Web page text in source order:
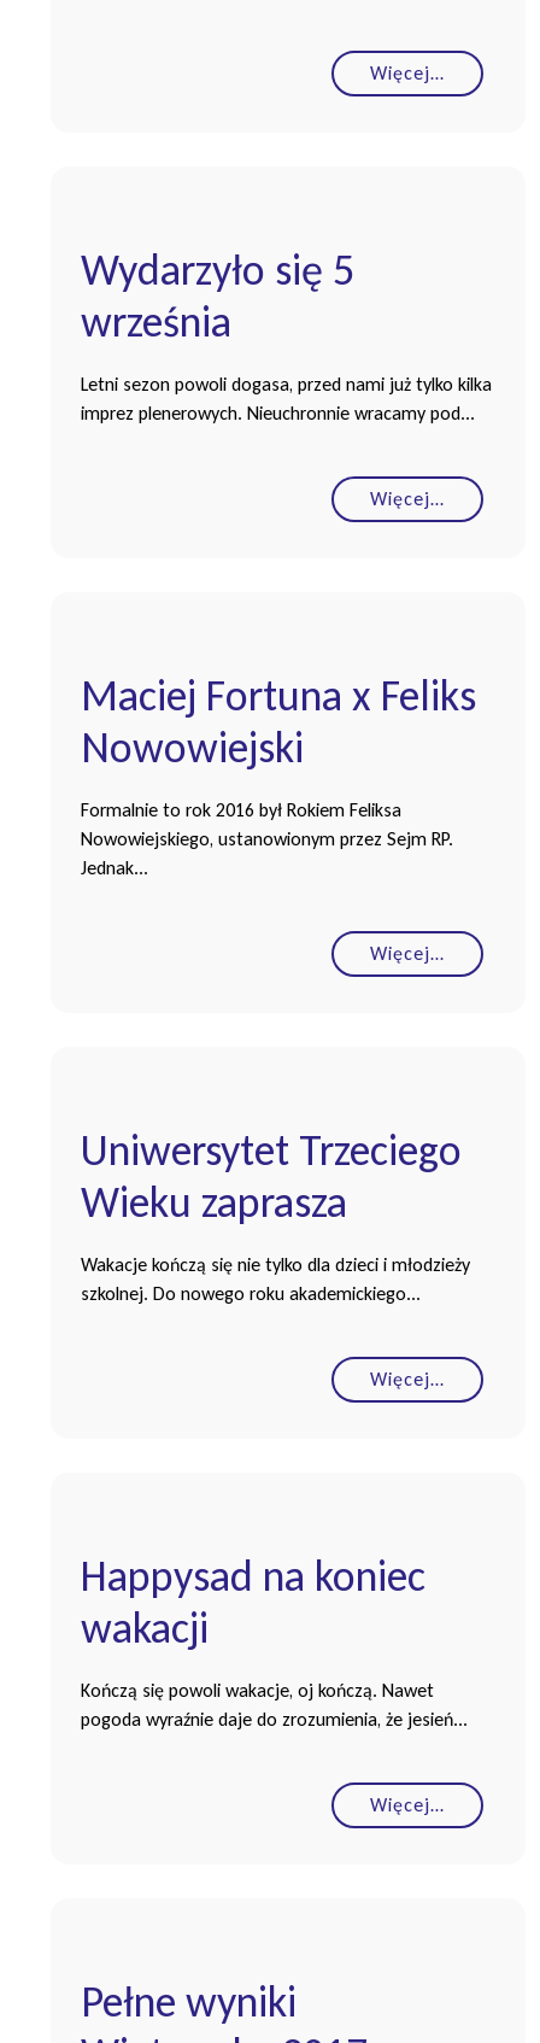
Więcej…
Wydarzyło się 5
września
Letni sezon powoli dogasa, przed nami już tylko kilka
imprez plenerowych. Nieuchronnie wracamy pod...
Więcej…
Maciej Fortuna x Feliks
Nowowiejski
Formalnie to rok 2016 był Rokiem Feliksa
Nowowiejskiego, ustanowionym przez Sejm RP.
Jednak...
Więcej…
Uniwersytet Trzeciego
Wieku zaprasza
Wakacje kończą się nie tylko dla dzieci i młodzieży
szkolnej. Do nowego roku akademickiego...
Więcej…
Happysad na koniec
wakacji
Kończą się powoli wakacje, oj kończą. Nawet
pogoda wyraźnie daje do zrozumienia, że jesień...
Więcej…
Pełne wyniki